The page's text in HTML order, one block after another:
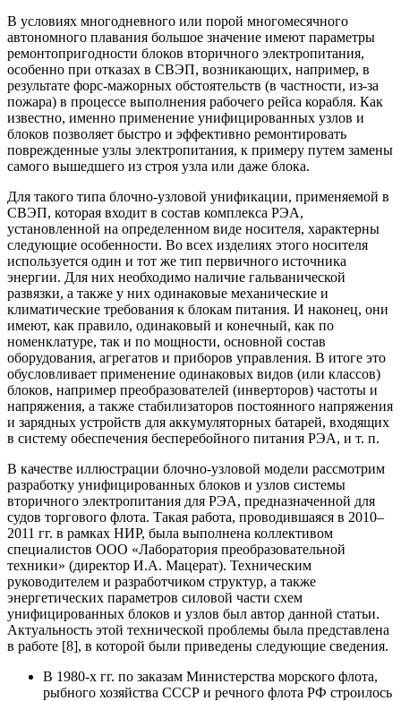
В условиях многодневного или порой много­месячного
автономного плавания большое значение имеют параметры
ремонтопригодности блоков вторичного электропитания,
особенно при отказах в СВЭП, возникающих, например, в
результате форс-мажорных обстоятельств (в частности, из-за
пожара) в процессе выполнения рабочего рейса корабля. Как
известно, именно применение унифицированных узлов и
блоков позволяет быстро и эффективно ремонтировать
поврежденные узлы электропитания, к примеру путем замены
самого вышедшего из строя узла или даже блока.
Для такого типа блочно-узловой унификации, применяемой в
СВЭП, которая входит в состав комплекса РЭА,
установленной на определенном виде носителя, характерны
следующие особенности. Во всех изделиях этого носителя
используется один и тот же тип первичного источника
энергии. Для них необходимо наличие гальванической
развязки, а также у них одинаковые механические и
климатические требования к блокам питания. И наконец, они
имеют, как правило, одинаковый и конечный, как по
номенклатуре, так и по мощности, основной состав
оборудования, агрегатов и приборов управления. В итоге это
обусловливает применение одинаковых видов (или классов)
блоков, например преобразователей (инверторов) частоты и
напряжения, а также стабилизаторов постоянного напряжения
и зарядных устройств для аккумуляторных батарей, входящих
в систему обеспечения бесперебойного питания РЭА, и т. п.
В качестве иллюстрации блочно-узловой модели рассмотрим
разработку унифицированных блоков и узлов системы
вторичного электропитания для РЭА, предназначенной для
судов торгового флота. Такая работа, проводившаяся в 2010–
2011 гг. в рамках НИР, была выполнена коллективом
специалистов ООО «Лаборатория преобразовательной
техники» (директор И.А. Мацерат). Техническим
руководителем и разработчиком структур, а также
энергетических параметров силовой части схем
унифицированных блоков и узлов был автор данной статьи.
Актуальность этой технической проблемы была представлена
в работе [8], в которой были приведены следующие сведения.
В 1980-х гг. по заказам Министерства морского флота,
рыбного хозяйства СССР и речного флота РФ строилось